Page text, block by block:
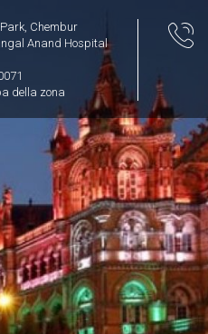
Chembur
Anand Hospital
della zona